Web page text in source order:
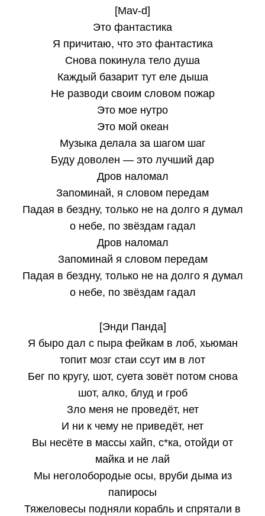
[Mav-d]
Это фантастика
Я причитаю, что это фантастика
Снова покинула тело душа
Каждый базарит тут еле дыша
Не разводи своим словом пожар
Это мое нутро
Это мой океан
Музыка делала за шагом шаг
Буду доволен — это лучший дар
Дров наломал
Запоминай, я словом передам
Падая в бездну, только не на долго я думал
о небе, по звёздам гадал
Дров наломал
Запоминай я словом передам
Падая в бездну, только не на долго я думал
о небе, по звёздам гадал
[Энди Панда]
Я быро дал с пыра фейкам в лоб, хьюман
топит мозг стаи ссут им в лот
Бег по кругу, шот, суета зовёт потом снова
шот, алко, блуд и гроб
Зло меня не проведёт, нет
И ни к чему не приведёт, нет
Вы несёте в массы хайп, с*ка, отойди от
майка и не лай
Мы неголобородые осы, вруби дыма из
папиросы
Тяжеловесы подняли корабль и спрятали в